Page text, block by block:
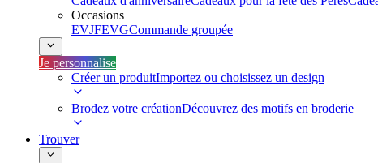
Occasions
EVJFEVGCommande groupée
Je personnalise
Créer un produitImportez ou choisissez un design
Brodez votre créationDécouvrez des motifs en broderie
Trouver